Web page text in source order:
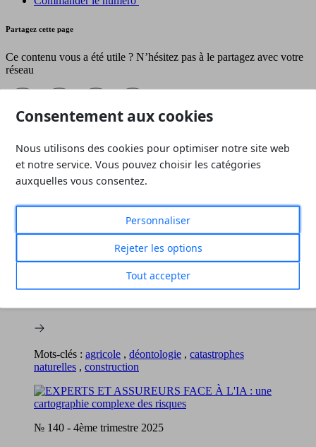
Partagez cette page
Ce contenu vous a été utile ? N’hésitez pas à le partagez avec votre
réseau
D'autres revues qui pourraient vous intéresser
Toutes les revues
1er trimestre 2026
Bois et humidité : pathologies,
Mots-clés : agricole , déontologie , catastrophes
naturelles , construction
№ 140 - 4ème trimestre 2025
Consentement aux cookies
Nous utilisons des cookies pour optimiser notre site web
et notre service. Vous pouvez choisir les catégories
auxquelles vous consentez.
Personnaliser
Rejeter les options
Tout accepter